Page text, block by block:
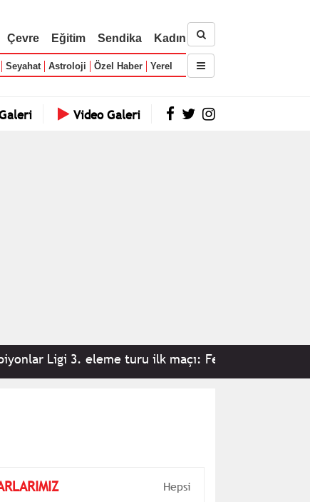
Çevre Eğitim Sendika Kadın
Seyahat Astroloji Özel Haber Yerel
Video Galeri
Ligi 3. eleme turu ilk maçı: Fenerbahçe 2-0 Sturm
Hepsi